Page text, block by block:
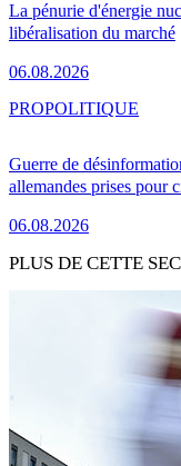
La pénurie d'énergie
libéralisation du marché
06.08.2026
Guerre de
allemandes prises pour
06.08.2026
PROPOLITIQUE
PLUS DE CETTE